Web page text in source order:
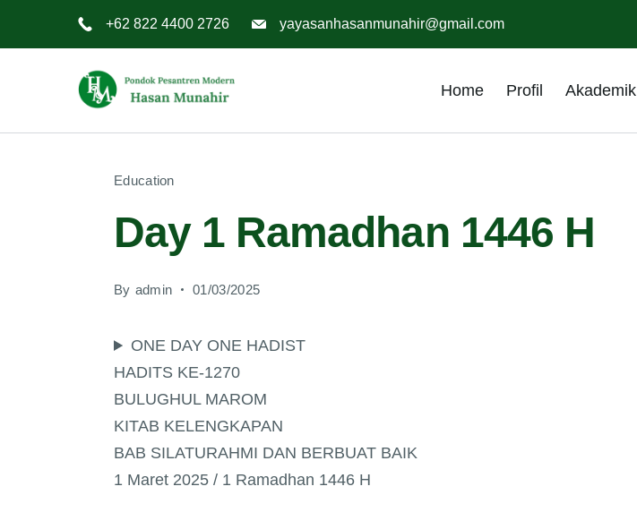
+62 822 4400 2726 yayasanhasanmunahir@gmail.com
Home Profil Akademik
Education
Day 1 Ramadhan 1446 H
By admin 01/03/2025
ONE DAY ONE HADIST
HADITS KE-1270
BULUGHUL MAROM
KITAB KELENGKAPAN
BAB SILATURAHMI DAN BERBUAT BAIK
1 Maret 2025 / 1 Ramadhan 1446 H